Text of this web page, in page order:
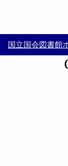
国立国会図書館